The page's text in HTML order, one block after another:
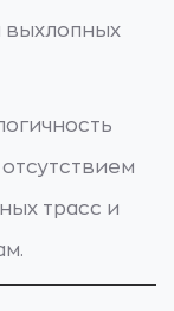
выхлопных
трасс и